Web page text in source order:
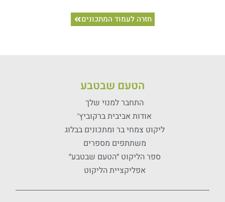
חזרה לעמוד המתכונים
הטעם שבטבע
התחבר למנוי שלך
אודות אביבית ברקוביץ׳
ליקוט צמחי בר ומתכונים בבלוג
משתתפים מספרים
ספר הליקוט ״הטעם שבטבע״
אפליקציית הליקוט